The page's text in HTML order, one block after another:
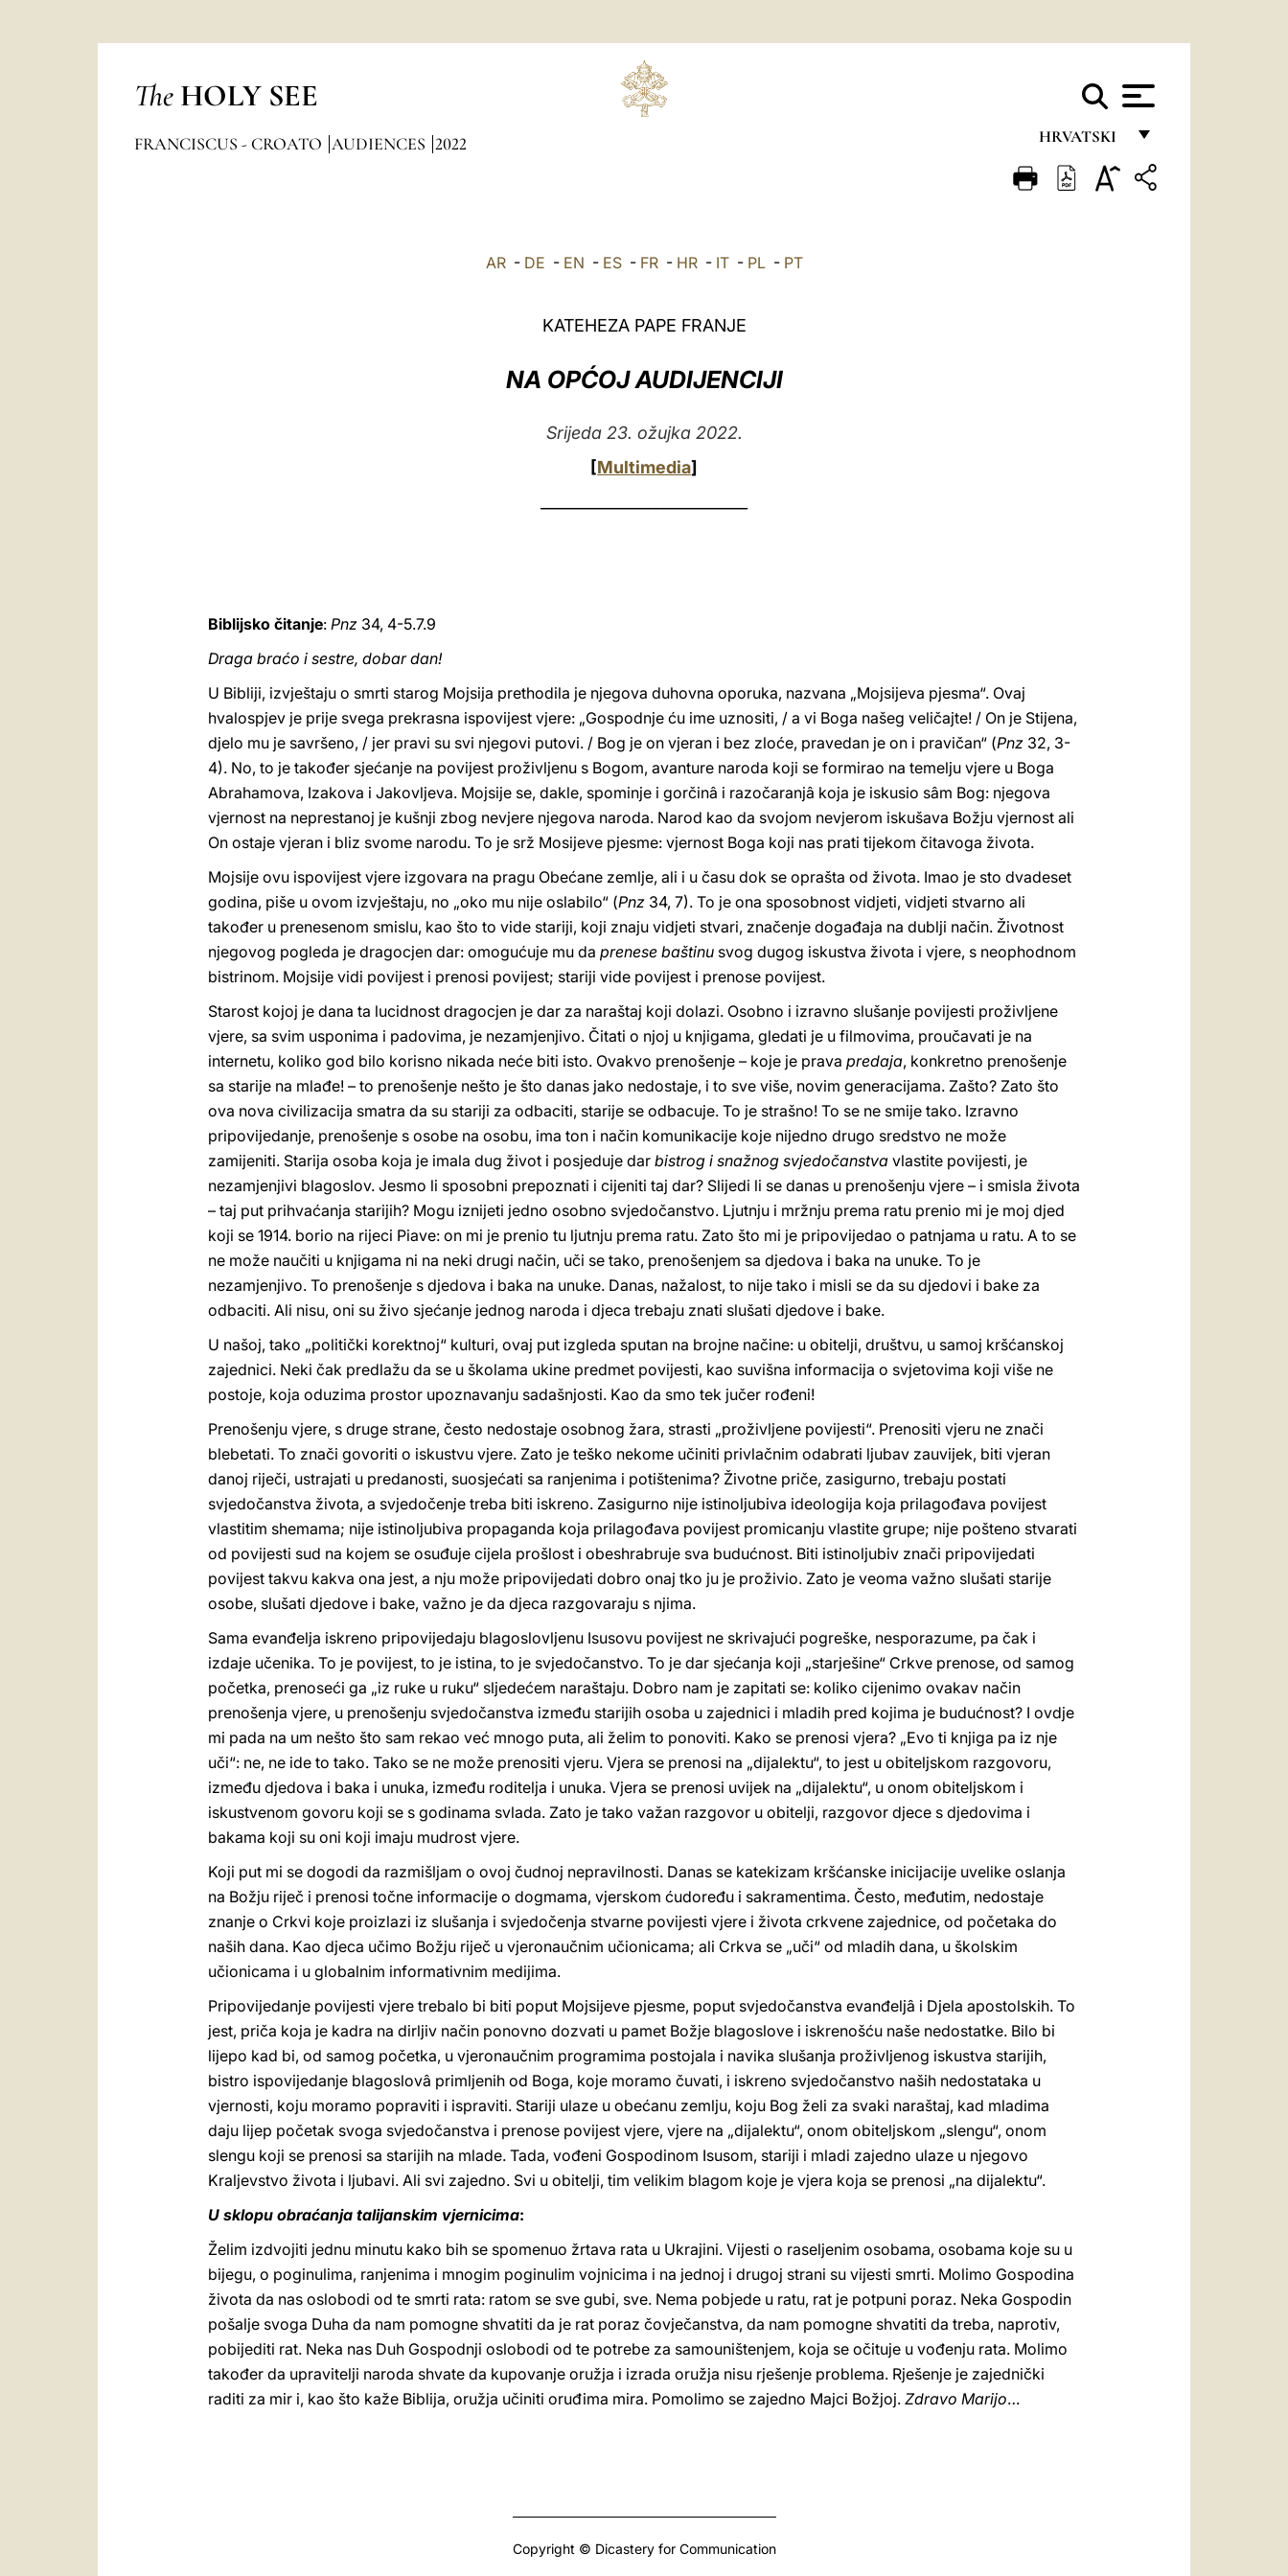
The HOLY SEE
HRVATSKI
FRANÇAIS
FRANCISCUS - CROATO AUDIENCES 2022
AR- DE - EN - ES- FR- HR- IT- PL- PT
KATEHEZA PAPE FRANJE
NA OPĆOJ AUDIJENCIJI
Srijeda 23. ožujka 2022.
[Multimedia]
Biblijsko čitanje: Pnz 34, 4-5.7.9
Draga braćo i sestre, dobar dan!
U Bibliji, izvještaju o smrti starog Mojsija prethodila je njegova duhovna oporuka, nazvana „Mojsijeva pjesma“. Ovaj
hvalospjev je prije svega prekrasna ispovijest vjere: „Gospodnje ću ime uznositi, / a vi Boga našeg veličajte! / On je Stijena,
djelo mu je savršeno, / jer pravi su svi njegovi putovi. / Bog je on vjeran i bez zloće, pravedan je on i pravičan“ (Pnz 32, 3-
4). No, to je također sjećanje na povijest proživljenu s Bogom, avanture naroda koji se formirao na temelju vjere u Boga
Abrahamova, Izakova i Jakovljeva. Mojsije se, dakle, spominje i gorčinâ i razočaranjâ koja je iskusio sâm Bog: njegova
vjernost na neprestanoj je kušnji zbog nevjere njegova naroda. Narod kao da svojom nevjerom iskušava Božju vjernost ali
On ostaje vjeran i bliz svome narodu. To je srž Mosijeve pjesme: vjernost Boga koji nas prati tijekom čitavoga života.
Mojsije ovu ispovijest vjere izgovara na pragu Obećane zemlje, ali i u času dok se oprašta od života. Imao je sto dvadeset
godina, piše u ovom izvještaju, no „oko mu nije oslabilo“ (Pnz 34, 7). To je ona sposobnost vidjeti, vidjeti stvarno ali
također u prenesenom smislu, kao što to vide stariji, koji znaju vidjeti stvari, značenje događaja na dublji način. Životnost
njegovog pogleda je dragocjen dar: omogućuje mu da prenese baštinu svog dugog iskustva života i vjere, s neophodnom
bistrinom. Mojsije vidi povijest i prenosi povijest; stariji vide povijest i prenose povijest.
Starost kojoj je dana ta lucidnost dragocjen je dar za naraštaj koji dolazi. Osobno i izravno slušanje povijesti proživljene
vjere, sa svim usponima i padovima, je nezamjenjivo. Čitati o njoj u knjigama, gledati je u filmovima, proučavati je na
internetu, koliko god bilo korisno nikada neće biti isto. Ovakvo prenošenje – koje je prava predaja, konkretno prenošenje
sa starije na mlađe! – to prenošenje nešto je što danas jako nedostaje, i to sve više, novim generacijama. Zašto? Zato što
ova nova civilizacija smatra da su stariji za odbaciti, starije se odbacuje. To je strašno! To se ne smije tako. Izravno
pripovijedanje, prenošenje s osobe na osobu, ima ton i način komunikacije koje nijedno drugo sredstvo ne može
zamijeniti. Starija osoba koja je imala dug život i posjeduje dar bistrog i snažnog svjedočanstva vlastite povijesti, je
nezamjenjivi blagoslov. Jesmo li sposobni prepoznati i cijeniti taj dar? Slijedi li se danas u prenošenju vjere – i smisla života
– taj put prihvaćanja starijih? Mogu iznijeti jedno osobno svjedočanstvo. Ljutnju i mržnju prema ratu prenio mi je moj djed
koji se 1914. borio na rijeci Piave: on mi je prenio tu ljutnju prema ratu. Zato što mi je pripovijedao o patnjama u ratu. A to se
ne može naučiti u knjigama ni na neki drugi način, uči se tako, prenošenjem sa djedova i baka na unuke. To je
nezamjenjivo. To prenošenje s djedova i baka na unuke. Danas, nažalost, to nije tako i misli se da su djedovi i bake za
odbaciti. Ali nisu, oni su živo sjećanje jednog naroda i djeca trebaju znati slušati djedove i bake.
U našoj, tako „politički korektnoj“ kulturi, ovaj put izgleda sputan na brojne načine: u obitelji, društvu, u samoj kršćanskoj
zajednici. Neki čak predlažu da se u školama ukine predmet povijesti, kao suvišna informacija o svjetovima koji više ne
postoje, koja oduzima prostor upoznavanju sadašnjosti. Kao da smo tek jučer rođeni!
Prenošenju vjere, s druge strane, često nedostaje osobnog žara, strasti „proživljene povijesti“. Prenositi vjeru ne znači
blebetati. To znači govoriti o iskustvu vjere. Zato je teško nekome učiniti privlačnim odabrati ljubav zauvijek, biti vjeran
danoj riječi, ustrajati u predanosti, suosjećati sa ranjenima i potištenima? Životne priče, zasigurno, trebaju postati
svjedočanstva života, a svjedočenje treba biti iskreno. Zasigurno nije istinoljubiva ideologija koja prilagođava povijest
vlastitim shemama; nije istinoljubiva propaganda koja prilagođava povijest promicanju vlastite grupe; nije pošteno stvarati
od povijesti sud na kojem se osuđuje cijela prošlost i obeshrabruje sva budućnost. Biti istinoljubiv znači pripovijedati
povijest takvu kakva ona jest, a nju može pripovijedati dobro onaj tko ju je proživio. Zato je veoma važno slušati starije
osobe, slušati djedove i bake, važno je da djeca razgovaraju s njima.
Sama evanđelja iskreno pripovijedaju blagoslovljenu Isusovu povijest ne skrivajući pogreške, nesporazume, pa čak i
izdaje učenika. To je povijest, to je istina, to je svjedočanstvo. To je dar sjećanja koji „starješine“ Crkve prenose, od samog
početka, prenoseći ga „iz ruke u ruku“ sljedećem naraštaju. Dobro nam je zapitati se: koliko cijenimo ovakav način
prenošenja vjere, u prenošenju svjedočanstva između starijih osoba u zajednici i mladih pred kojima je budućnost? I ovdje
mi pada na um nešto što sam rekao već mnogo puta, ali želim to ponoviti. Kako se prenosi vjera? „Evo ti knjiga pa iz nje
uči“: ne, ne ide to tako. Tako se ne može prenositi vjeru. Vjera se prenosi na „dijalektu“, to jest u obiteljskom razgovoru,
između djedova i baka i unuka, između roditelja i unuka. Vjera se prenosi uvijek na „dijalektu“, u onom obiteljskom i
iskustvenom govoru koji se s godinama svlada. Zato je tako važan razgovor u obitelji, razgovor djece s djedovima i
bakama koji su oni koji imaju mudrost vjere.
Koji put mi se dogodi da razmišljam o ovoj čudnoj nepravilnosti. Danas se katekizam kršćanske inicijacije uvelike oslanja
na Božju riječ i prenosi točne informacije o dogmama, vjerskom ćudoređu i sakramentima. Često, međutim, nedostaje
znanje o Crkvi koje proizlazi iz slušanja i svjedočenja stvarne povijesti vjere i života crkvene zajednice, od početaka do
naših dana. Kao djeca učimo Božju riječ u vjeronaučnim učionicama; ali Crkva se „uči“ od mladih dana, u školskim
učionicama i u globalnim informativnim medijima.
Pripovijedanje povijesti vjere trebalo bi biti poput Mojsijeve pjesme, poput svjedočanstva evanđeljâ i Djela apostolskih. To
jest, priča koja je kadra na dirljiv način ponovno dozvati u pamet Božje blagoslove i iskrenošću naše nedostatke. Bilo bi
lijepo kad bi, od samog početka, u vjeronaučnim programima postojala i navika slušanja proživljenog iskustva starijih,
bistro ispovijedanje blagoslovâ primljenih od Boga, koje moramo čuvati, i iskreno svjedočanstvo naših nedostataka u
vjernosti, koju moramo popraviti i ispraviti. Stariji ulaze u obećanu zemlju, koju Bog želi za svaki naraštaj, kad mladima
daju lijep početak svoga svjedočanstva i prenose povijest vjere, vjere na „dijalektu“, onom obiteljskom „slengu“, onom
slengu koji se prenosi sa starijih na mlade. Tada, vođeni Gospodinom Isusom, stariji i mladi zajedno ulaze u njegovo
Kraljevstvo života i ljubavi. Ali svi zajedno. Svi u obitelji, tim velikim blagom koje je vjera koja se prenosi „na dijalektu“.
U sklopu obraćanja talijanskim vjernicima:
Želim izdvojiti jednu minutu kako bih se spomenuo žrtava rata u Ukrajini. Vijesti o raseljenim osobama, osobama koje su u
bijegu, o poginulima, ranjenima i mnogim poginulim vojnicima i na jednoj i drugoj strani su vijesti smrti. Molimo Gospodina
života da nas oslobodi od te smrti rata: ratom se sve gubi, sve. Nema pobjede u ratu, rat je potpuni poraz. Neka Gospodin
pošalje svoga Duha da nam pomogne shvatiti da je rat poraz čovječanstva, da nam pomogne shvatiti da treba, naprotiv,
pobijediti rat. Neka nas Duh Gospodnji oslobodi od te potrebe za samouništenjem, koja se očituje u vođenju rata. Molimo
također da upravitelji naroda shvate da kupovanje oružja i izrada oružja nisu rješenje problema. Rješenje je zajednički
raditi za mir i, kao što kaže Biblija, oružja učiniti oruđima mira. Pomolimo se zajedno Majci Božjoj. Zdravo Marijo…
Copyright © Dicastery for Communication